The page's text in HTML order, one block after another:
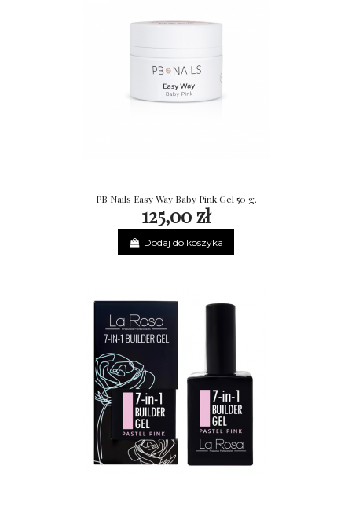
PB Nails Easy Way Baby Pink Gel 50 g.
125,00 zł
Dodaj do koszyka